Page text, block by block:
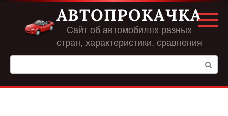
Перейти
контенту
АВТОПРОКАЧКА
Сайт об автомобилях разных
стран, характеристики, сравнения
Поиск: